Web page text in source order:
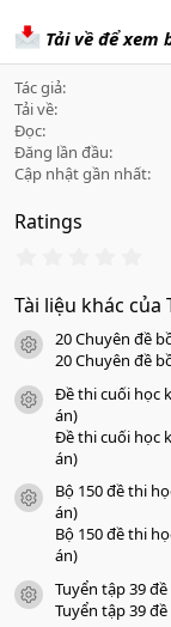
Tải về để xem
Tác giả
Tải về
Đọc
Đăng lần đầu
Cập nhật gần nhất
Ratings
0
0
s
a
o
Tài liệu khác của
icon tài liệu
20 Chuyên đề
20 Chuyên đề
icon tài liệu
Đề thi cuối học
án)
Đề thi cuối học
án)
icon tài liệu
Bộ 150 đề thi
án)
Bộ 150 đề thi
án)
icon tài liệu
Tuyển tập 39
Tuyển tập 39